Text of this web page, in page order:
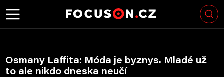
Osmany Laffita: Móda je byznys. Mladé už
to ale nikdo dneska neučí